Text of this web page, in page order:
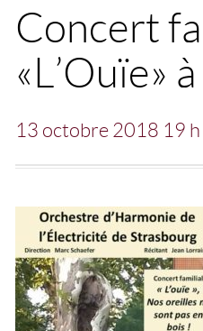
Concert
« L’Ouïe »
13 octobre 2018 19